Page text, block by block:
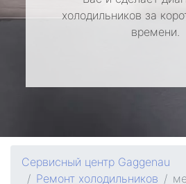
холодильников за
времени.
Сервисный центр Gaggenau
Ремонт холодильников